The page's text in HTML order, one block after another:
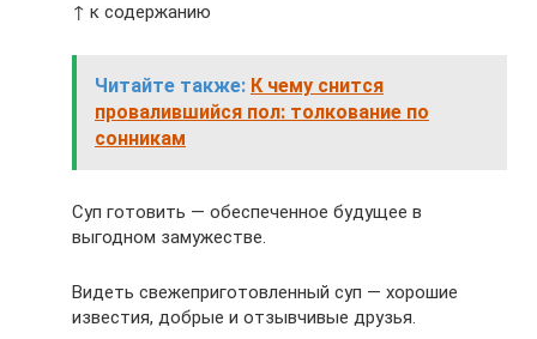
↑ к содержанию
Читайте также: К чему снится
провалившийся пол: толкование по
сонникам
Суп готовить — обеспеченное будущее в
выгодном замужестве.
Видеть свежеприготовленный суп — хорошие
известия, добрые и отзывчивые друзья.